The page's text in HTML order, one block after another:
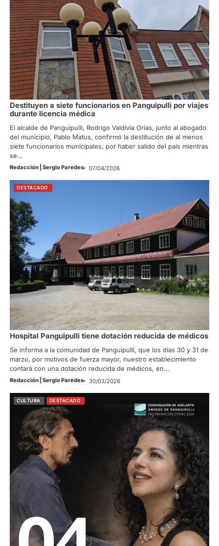
Destituyen a siete funcionarios en Panguipulli por viajes
durante licencia médica
El alcalde de Panguipulli, Rodrigo Valdivia Orias, junto al abogado
del municipio, Pablo Matus, confirmó la destitución de al menos
siete funcionarios municipales, por haber salido del país mientras
se…
Redacción | Sergio Paredes 07/04/2026
DESTACADO
Hospital Panguipulli tiene dotación reducida de médicos
Se informa a la comunidad de Panguipulli, que los días 30 y 31 de
marzo, por motivos de fuerza mayor, nuestro establecimiento
contará con una dotación reducida de médicos, en…
Redacción | Sergio Paredes 30/03/2026
CULTURA DESTACADO